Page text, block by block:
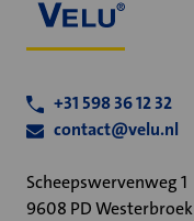
+31 598 36 12 32
contact@velu.nl
Scheepswervenweg 1
9608 PD Westerbroek